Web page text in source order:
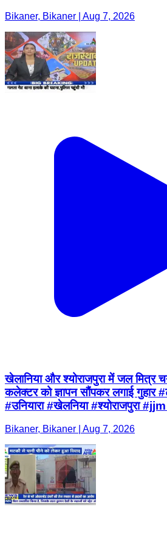
Bikaner, Bikaner | Aug 7, 2026
खेलानिया और श्योराजपुरा में जल मित्र
कलेक्टर को ज्ञापन सौंपकर लगाई
#उनियारा #खेलनिया #श्योराजपुरा
Bikaner, Bikaner | Aug 7, 2026